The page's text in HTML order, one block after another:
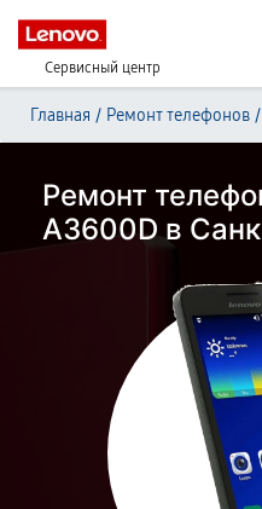
Сервисный центр
Главная / Ремонт телефонов /
Ремонт
A3600D в